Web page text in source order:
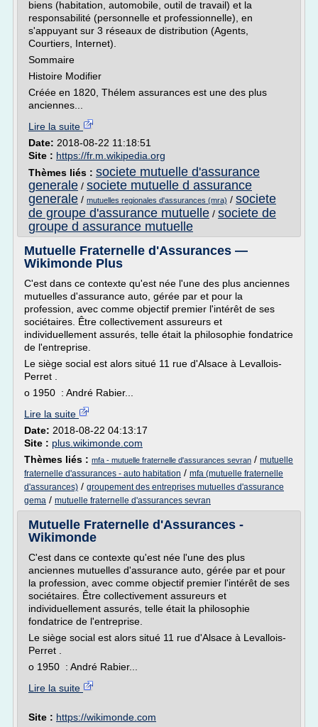
biens (habitation, automobile, outil de travail) et la
responsabilité (personnelle et professionnelle), en
s'appuyant sur 3 réseaux de distribution (Agents,
Courtiers, Internet).
Sommaire
Histoire Modifier
Créée en 1820, Thélem assurances est une des plus
anciennes...
Lire la suite
Date: 2018-08-22 11:18:51
Site : https://fr.m.wikipedia.org
Thèmes liés : societe mutuelle d'assurance
generale / societe mutuelle d assurance
generale / mutuelles regionales d'assurances (mra) / societe
de groupe d'assurance mutuelle / societe de
groupe d assurance mutuelle
Mutuelle Fraternelle d'Assurances —
Wikimonde Plus
C'est dans ce contexte qu'est née l'une des plus anciennes
mutuelles d'assurance auto, gérée par et pour la
profession, avec comme objectif premier l'intérêt de ses
sociétaires. Être collectivement assureurs et
individuellement assurés, telle était la philosophie fondatrice
de l'entreprise.
Le siège social est alors situé 11 rue d'Alsace à Levallois-
Perret .
o 1950 : André Rabier...
Lire la suite
Date: 2018-08-22 04:13:17
Site : plus.wikimonde.com
Thèmes liés : mfa - mutuelle fraternelle d'assurances sevran / mutuelle
fraternelle d'assurances - auto habitation / mfa (mutuelle fraternelle
d'assurances) / groupement des entreprises mutuelles d'assurance
gema / mutuelle fraternelle d'assurances sevran
Mutuelle Fraternelle d'Assurances -
Wikimonde
C'est dans ce contexte qu'est née l'une des plus
anciennes mutuelles d'assurance auto, gérée par et pour
la profession, avec comme objectif premier l'intérêt de ses
sociétaires. Être collectivement assureurs et
individuellement assurés, telle était la philosophie
fondatrice de l'entreprise.
Le siège social est alors situé 11 rue d'Alsace à Levallois-
Perret .
o 1950 : André Rabier...
Lire la suite
Site : https://wikimonde.com